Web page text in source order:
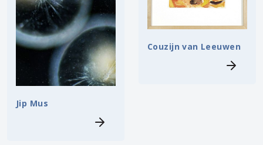
Jip Mus
Couzijn van Leeuwen